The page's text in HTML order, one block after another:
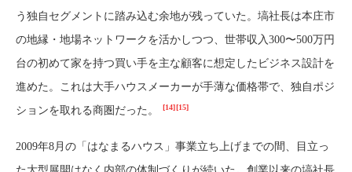
う独自セグメントに踏み込む余地が残っていた。塙社長は本庄市
の地縁・地場ネットワークを活かしつつ、世帯収入300〜500万円
台の初めて家を持つ買い手を主な顧客に想定したビジネス設計を
進めた。これは大手ハウスメーカーが手薄な価格帯で、独自ポジ
ションを取れる商圏だった。
[14][15]
2009年8月の「はなまるハウス」事業立ち上げまでの間、目立っ